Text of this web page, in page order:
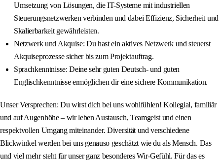
Umsetzung von Lösungen, die IT-Systeme mit industriellen
Steuerungsnetzwerken verbinden und dabei Effizienz, Sicherheit und
Skalierbarkeit gewährleisten.
Netzwerk und Akquise: Du hast ein aktives Netzwerk und steuerst
Akquiseprozesse sicher bis zum Projektauftrag.
Sprachkenntnisse: Deine sehr guten Deutsch- und guten
Englischkenntnisse ermöglichen dir eine sichere Kommunikation.
Unser Versprechen: Du wirst dich bei uns wohlfühlen! Kollegial, familiär
und auf Augenhöhe – wir leben Austausch, Teamgeist und einen
respektvollen Umgang miteinander. Diversität und verschiedene
Blickwinkel werden bei uns genauso geschätzt wie du als Mensch. Das
und viel mehr steht für unser ganz besonderes Wir-Gefühl. Für das es